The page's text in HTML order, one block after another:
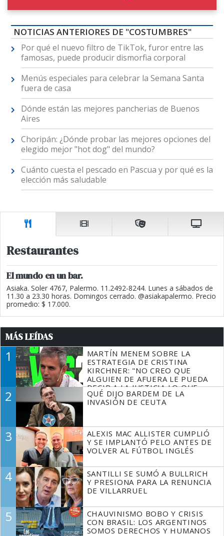
NOTICIAS ANTERIORES DE "COSTUMBRES"
Por qué el nuevo filtro de TikTok, furor entre las
famosas, puede producir dismorfia corporal
Menús especiales para celebrar la Semana Santa
fuera de casa
Dónde están las mejores pancherias de Buenos
Aires
Choripán: ¿Dónde probar las mejores opciones del
elegido mejor "hot dog" del mundo?
Cuánto cuesta el pescado en Pascua y por qué es la
elección más saludable
Restaurantes
El mundo en un bar.
Asiaka. Soler 4767, Palermo. 11.2492-8244. Lunes a sábados de
11.30 a 23.30 horas. Domingos cerrado. @asiakapalermo. Precio
promedio: $ 17.000.
MÁS LEÍDAS
1
MARTÍN MENEM SOBRE LA
ESTRATEGIA DE CRISTINA
KIRCHNER: "NO CREO QUE
ALGUIEN DE AFUERA LE PUEDA
DECIR A LA JUSTICIA LO QUE
TIENE QUE HACER"
2
QUÉ DIJO BARDEM DE LA
INVASIÓN DE CEUTA
3
ALEXIS MAC ALLISTER CUMPLIÓ
Y SE IMPLANTÓ PELO ANTES DE
VOLVER AL FÚTBOL INGLÉS
4
SANTILLI SE SUMÓ A BULLRICH
Y PRESIONA PARA LA RENUNCIA
DE VILLARRUEL
5
CHAUVINISMO BOBO Y CRISIS
CON BRASIL: LOS ARGENTINOS
SOMOS DERECHOS Y HUMANOS